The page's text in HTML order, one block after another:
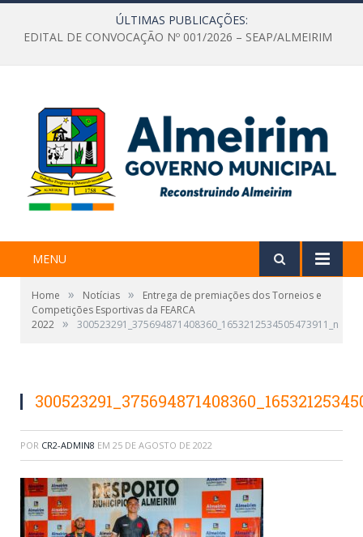
ÚLTIMAS PUBLICAÇÕES:
EDITAL DE CONVOCAÇÃO Nº 001/2026 – SEAP/ALMEIRIM
MENU
Home » Notícias »
Entrega de premiações dos Torneios e
Competições Esportivas da FEARCA
2022 » 300523291_375694871408360_1653212534505473911_n
POR CR2-ADMIN8 EM 25 DE AGOSTO DE 2022